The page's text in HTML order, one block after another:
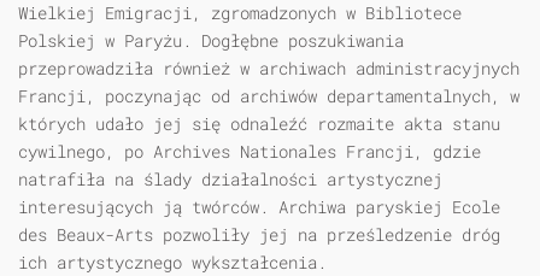
Wielkiej Emigracji, zgromadzonych w Bibliotece
Polskiej w Paryżu. Dogłębne poszukiwania
przeprowadziła również w archiwach administracyjnych
Francji, poczynając od archiwów departamentalnych, w
których udało jej się odnaleźć rozmaite akta stanu
cywilnego, po Archives Nationales Francji, gdzie
natrafiła na ślady działalności artystycznej
interesujących ją twórców. Archiwa paryskiej Ecole
des Beaux-Arts pozwoliły jej na prześledzenie dróg
ich artystycznego wykształcenia.